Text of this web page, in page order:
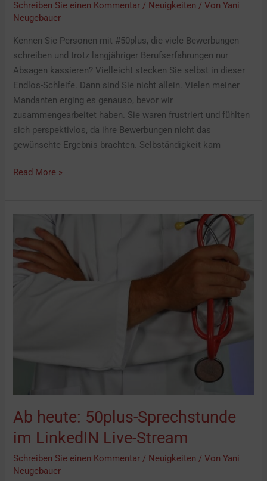
Schreiben Sie einen Kommentar / Neuigkeiten / VonYani
Neugebauer
Kennen Sie Personen mit #50plus, die viele Bewerbungen
schreiben und trotz langjähriger Berufserfahrungen nur
Absagen kassieren? Vielleicht stecken Sie selbst in dieser
Endlos-Schleife. Dann sind Sie nicht allein. Vielen meiner
Mandanten erging es genauso, bevor wir
zusammengearbeitet haben. Sie waren frustriert und fühlten
sich perspektivlos, da ihre Bewerbungen nicht das
gewünschte Ergebnis brachten. Selbständigkeit kam
Read More »
Ab heute: 50plus-Sprechstunde
im LinkedIN Live-Stream
Schreiben Sie einen Kommentar / Neuigkeiten / VonYani
Neugebauer
heute:
50plus-
Sprechstunde